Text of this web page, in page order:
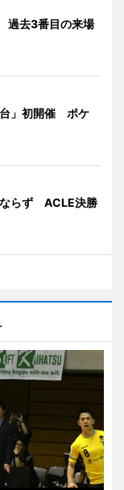
過去3番目の来場
台」初開催 ポケ
ならず ACLE決勝